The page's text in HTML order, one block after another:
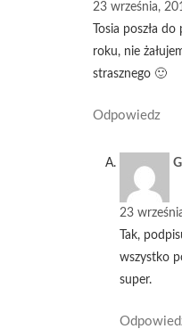
23 września,
Tosia poszła
roku, nie
strasznego 🙂
Odpowiedz
23
Tak,
wszystko
super.